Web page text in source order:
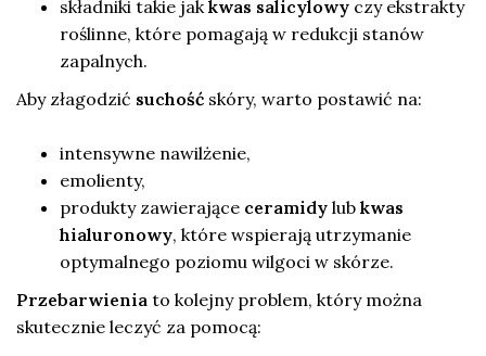
składniki takie jak kwas salicylowy czy ekstrakty
roślinne, które pomagają w redukcji stanów
zapalnych.
Aby złagodzić suchość skóry, warto postawić na:
intensywne nawilżenie,
emolienty,
produkty zawierające ceramidy lub kwas
hialuronowy, które wspierają utrzymanie
optymalnego poziomu wilgoci w skórze.
Przebarwienia to kolejny problem, który można
skutecznie leczyć za pomocą: